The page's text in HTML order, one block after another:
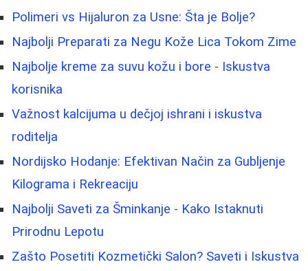
Polimeri vs Hijaluron za Usne: Šta je Bolje?
Najbolji Preparati za Negu Kože Lica Tokom Zime
Najbolje kreme za suvu kožu i bore - Iskustva
korisnika
Važnost kalcijuma u dečjoj ishrani i iskustva
roditelja
Nordijsko Hodanje: Efektivan Način za Gubljenje
Kilograma i Rekreaciju
Najbolji Saveti za Šminkanje - Kako Istaknuti
Prirodnu Lepotu
Zašto Posetiti Kozmetički Salon? Saveti i Iskustva